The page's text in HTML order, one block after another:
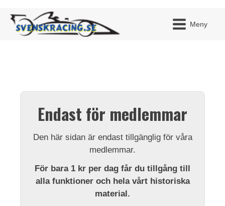
Meny
Endast för medlemmar
Den här sidan är endast tillgänglig för våra
medlemmar.
För bara 1 kr per dag får du tillgång till
alla funktioner och hela vårt historiska
material.